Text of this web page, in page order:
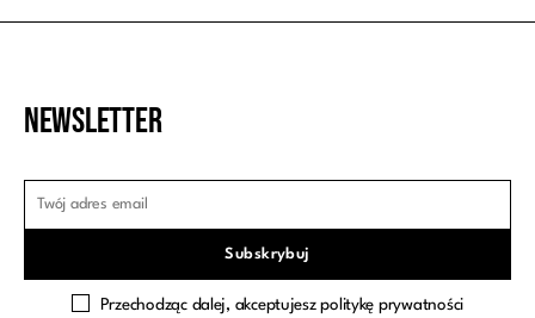
Newsletter
Przechodząc dalej, akceptujesz politykę prywatności